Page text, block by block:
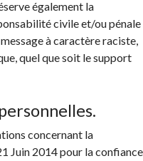
également la
civile et/ou pénale
à caractère raciste,
quel que soit le support
concernant la
Juin 2014 pour la confiance